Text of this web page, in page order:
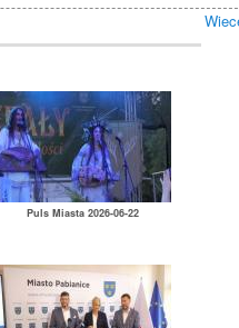
Puls Miasta 2026-06-22